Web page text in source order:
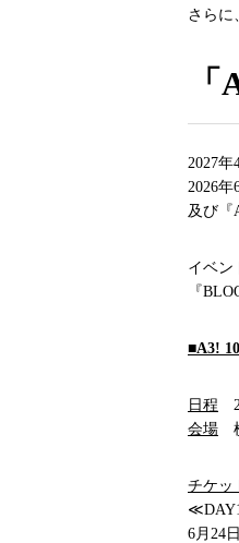
さらに
2027
2026
及び『
イベン
『
■A3!
日程
会場
チケッ
6月24